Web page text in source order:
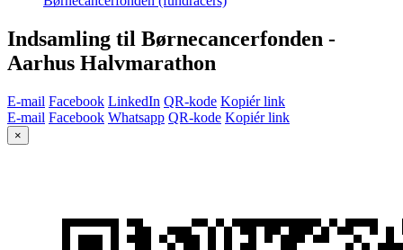
Indsamling til Børnecancerfonden -
Aarhus Halvmarathon
E-mail Facebook LinkedIn QR-kode Kopiér link
E-mail Facebook Whatsapp QR-kode Kopiér link
×